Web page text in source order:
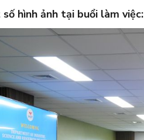
hình ảnh tại buổi làm việc: